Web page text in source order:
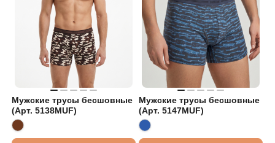
Мужские трусы бесшовные
(Арт. 5138MUF)
Мужские трусы бесшовные
(Арт. 5147MUF)